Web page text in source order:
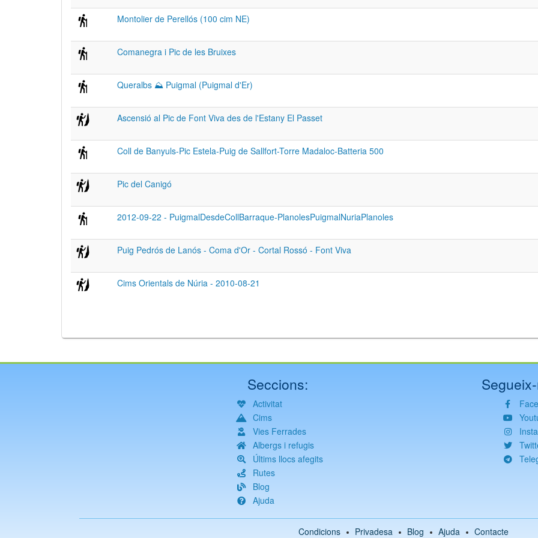
Montolier de Perellós (100 cim NE)
Comanegra i Pic de les Bruixes
Queralbs ⛰ Puigmal (Puigmal d'Er)
Ascensió al Pic de Font Viva des de l'Estany El Passet
Coll de Banyuls-Pic Estela-Puig de Sallfort-Torre Madaloc-Batteria 500
Pic del Canigó
2012-09-22 - PuigmalDesdeCollBarraque-PlanolesPuigmalNuriaPlanoles
Puig Pedrós de Lanós - Coma d'Or - Cortal Rossó - Font Viva
Cims Orientals de Núria - 2010-08-21
Seccions:
Activitat
Cims
Vies Ferrades
Albergs i refugis
Últims llocs afegits
Rutes
Blog
Ajuda
Condicions Privadesa Blog Ajuda Contacte